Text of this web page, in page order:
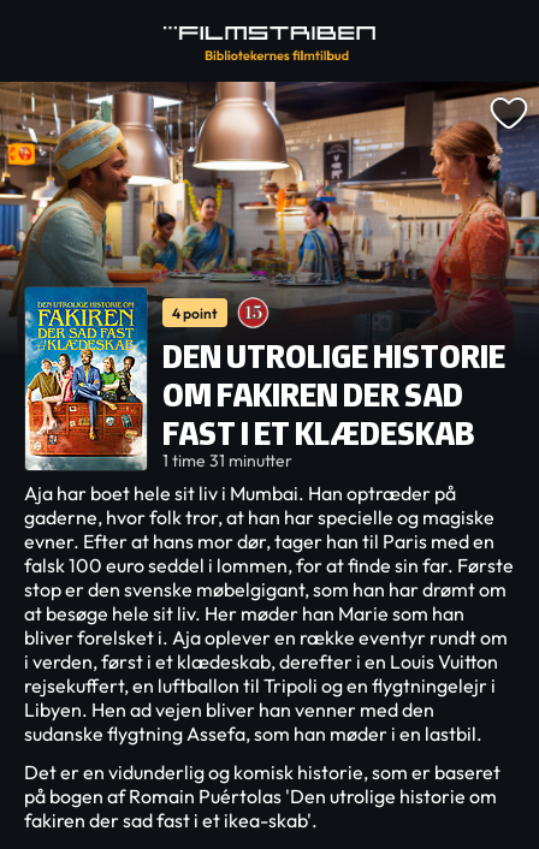
4 point
DEN UTROLIGE HISTORIE
OM FAKIREN DER SAD
FAST I ET KLÆDESKAB
1 time 31 minutter
Aja har boet hele sit liv i Mumbai. Han optræder på
gaderne, hvor folk tror, at han har specielle og magiske
evner. Efter at hans mor dør, tager han til Paris med en
falsk 100 euro seddel i lommen, for at finde sin far. Første
stop er den svenske møbelgigant, som han har drømt om
at besøge hele sit liv. Her møder han Marie som han
bliver forelsket i. Aja oplever en række eventyr rundt om
i verden, først i et klædeskab, derefter i en Louis Vuitton
rejsekuffert, en luftballon til Tripoli og en flygtningelejr i
Libyen. Hen ad vejen bliver han venner med den
sudanske flygtning Assefa, som han møder i en lastbil.
Det er en vidunderlig og komisk historie, som er baseret
på bogen af Romain Puértolas 'Den utrolige historie om
fakiren der sad fast i et ikea-skab'.